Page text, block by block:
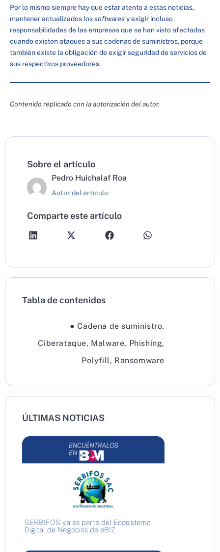
Por lo mismo siempre hay que estar atento a estas noticias,
mantener actualizados lossoftwaresy exigir incluso
responsabilidades de las empresas que se han visto afectadas
cuando existen ataques a sus cadenas de suministros, porque
también existe la obligación de exigir seguridad de servicios de
sus respectivos proveedores.
Contenido replicado con la autorización del autor.
Sobre el artículo
Pedro Huichalaf Roa
Autor del artículo
Comparte este artículo
Tabla de contenidos
● Cadena de suministro,
Ciberataque, Malware, Phishing,
Polyfill, Ransomware
ÚLTIMAS NOTICIAS
SERBIFOS ya es parte del Ecosistema
Digital de Negocios de eBIZ